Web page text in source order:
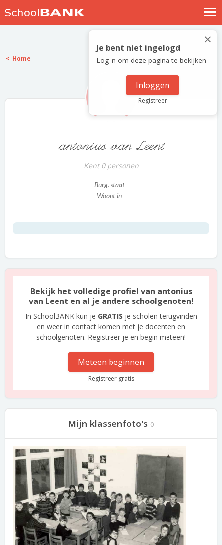
Nostalgische verhalen
Log in
Meld je gratis aan
×
Je bent niet ingelogd
Log in om deze pagina te bekijken
Inloggen
Registreer
Home
antonius van Leent
Kent 0 personen
Burg. staat -
Woont in -
Bekijk het volledige profiel van antonius
van Leent en al je andere schoolgenoten!
In SchoolBANK kun je GRATIS je scholen terugvinden
en weer in contact komen met je docenten en
schoolgenoten. Registreer je en begin meteen!
Meteen beginnen
Registreer gratis
Mijn klassenfoto's 0